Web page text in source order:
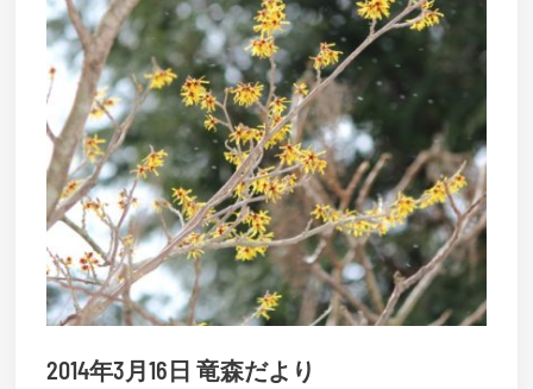
2014年3月16日 竜森だより